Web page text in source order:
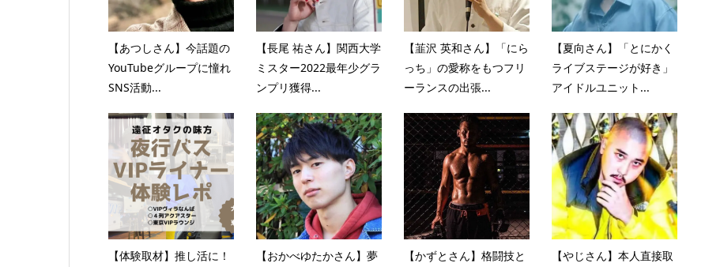
【あつしさん】今話題の
YouTubeグループに憧れ
SNS活動...
【長尾 祐さん】関西大学
ミスター2022最年少グラ
ンプリ獲得...
【韮沢 英和さん】「にら
っち」の愛称をもつフリ
ーランスの出張...
【夏向さん】「とにかく
ライブステージが好き」
アイドルユニット...
【体験取材】推し活に！
【おかべゆたかさん】夢
【かずとさん】格闘技と
【やじさん】本人直接取